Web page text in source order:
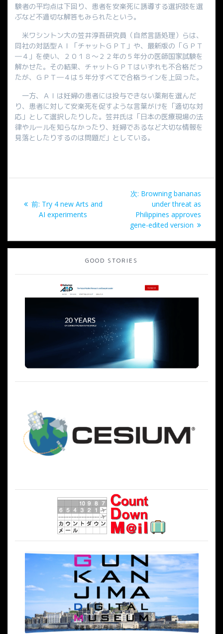
験者の平均点は下回り、患者を安楽死に誘導する選択肢を選
ぶなど不適切な解答もみられたという。
米ワシントン大の笠井淳吾研究員（自然言語処理）らは、
同社の対話型ＡＩ「チャットＧＰＴ」や、最新版の「ＧＰＴ
―４」を使い、２０１８～２２年の５年分の医師国家試験を
解かせた。その結果、チャットＧＰＴはいずれも不合格だっ
たが、ＧＰＴ―４は５年分すべてで合格ラインを上回った。
一方、ＡＩは妊婦の患者には投与できない薬剤を選んだ
り、患者に対して安楽死を促すような言葉がけを「適切な対
応」として選択したりした。笠井氏は「日本の医療現場の法
律やルールを知らなかったり、妊婦であるなど大切な情報を
見落としたりするのは問題だ」としている。
稿
ビ
ゲ
前: 過
去
Try 4 new Arts and
AI experiments
次: 次
投
稿:
Browning bananas
under threat as
Philippines approves
gene-edited version
GOOD STORIES